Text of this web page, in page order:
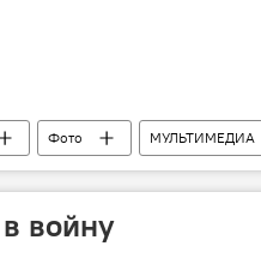
Фото МУЛЬТИМЕДИА
войну